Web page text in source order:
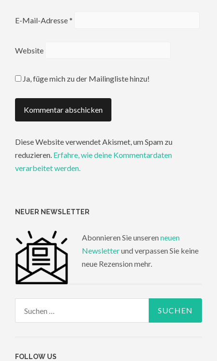
E-Mail-Adresse*
Website
Ja, füge mich zu der Mailingliste hinzu!
Diese Website verwendet Akismet, um Spam zu
reduzieren. Erfahre, wie deine Kommentardaten
verarbeitet werden.
NEUER NEWSLETTER
Abonnieren Sie unseren neuen
Newsletterund verpassen Sie keine
neue Rezension mehr.
FOLLOW US